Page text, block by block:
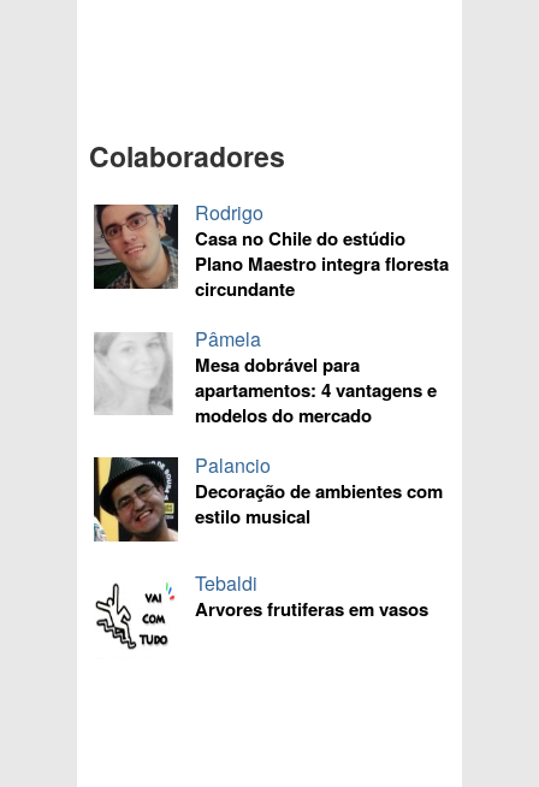
Colaboradores
Rodrigo
Casa no Chile do estúdio
Plano Maestro integra floresta
circundante
Pâmela
Mesa dobrável para
apartamentos: 4 vantagens e
modelos do mercado
Palancio
Decoração de ambientes com
estilo musical
Tebaldi
Arvores frutiferas em vasos